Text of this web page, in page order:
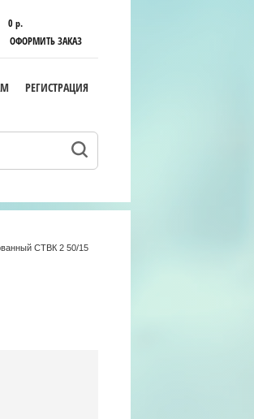
0 р.
ОФОРМИТЬ ЗАКАЗ
РЕГИСТРАЦИЯ
СТВК 2 50/15